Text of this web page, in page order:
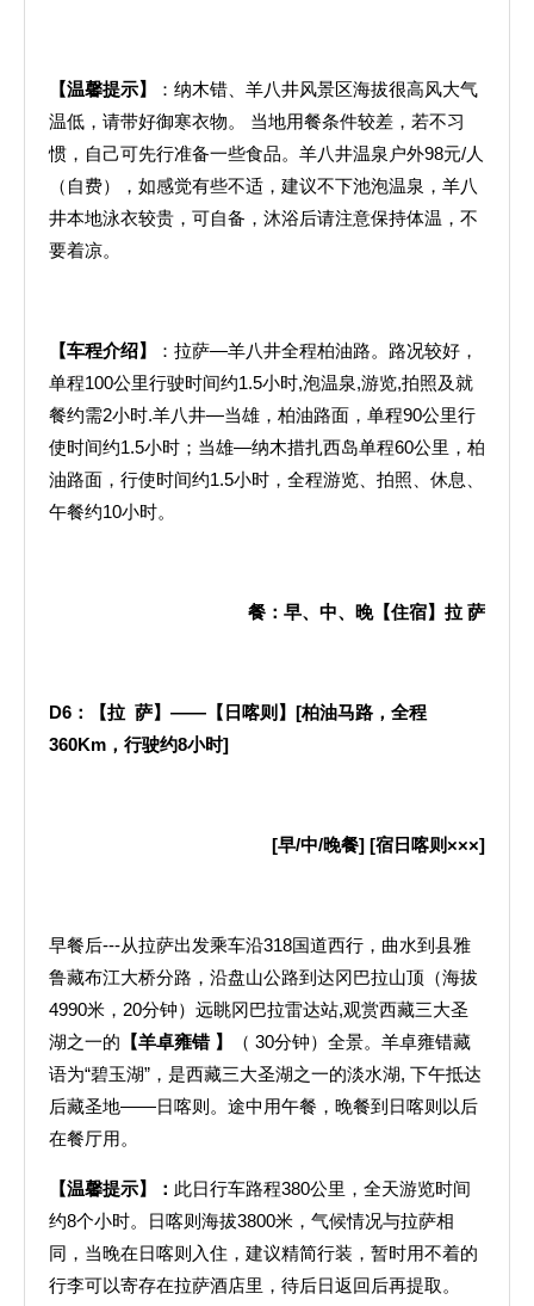
【温馨提示】
：纳木错、羊八井风景区海拔很高风大气
温低，请带好御寒衣物。 当地用餐条件较差，若不习
惯，自己可先行准备一些食品。羊八井温泉户外98元/人
（自费），如感觉有些不适，建议不下池泡温泉，羊八
井本地泳衣较贵，可自备，沐浴后请注意保持体温，不
要着凉。
【车程介绍】
：拉萨—羊八井全程柏油路。路况较好，
单程100公里行驶时间约1.5小时,泡温泉,游览,拍照及就
餐约需2小时.羊八井—当雄，柏油路面，单程90公里行
使时间约1.5小时；当雄—纳木措扎西岛单程60公里，柏
油路面，行使时间约1.5小时，全程游览、拍照、休息、
午餐约10小时。
餐：早、中、晚【住宿】拉 萨
D6 ：【拉 萨】——【日喀则】 [柏油马路，全程
360Km ，行驶约8小时]
[早/中/晚餐] [宿日喀则×××]
早餐后---从拉萨出发乘车沿318国道西行，曲水到县雅
鲁藏布江大桥分路，沿盘山公路到达冈巴拉山顶（海拔
4990米，20分钟）远眺冈巴拉雷达站,观赏西藏三大圣
湖之一的 【羊卓雍错 】
（ 30分钟）全景。羊卓雍错藏
语为“碧玉湖”，是西藏三大圣湖之一的淡水湖, 下午抵达
后藏圣地——日喀则。途中用午餐，晚餐到日喀则以后
在餐厅用。
【温馨提示】： 此日行车路程380公里，全天游览时间
约8个小时。日喀则海拔3800米，气候情况与拉萨相
同，当晚在日喀则入住，建议精简行装，暂时用不着的
行李可以寄存在拉萨酒店里，待后日返回后再提取。